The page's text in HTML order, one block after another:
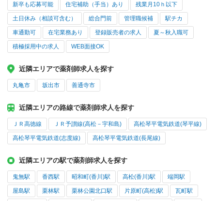
新卒も応募可能 住宅補助（手当）あり 残業月10ｈ以下
土日休み（相談可含む） 総合門前 管理職候補 駅チカ
車通勤可 在宅業務あり 登録販売者の求人 夏～秋入職可
積極採用中の求人 WEB面接OK
近隣エリアで薬剤師求人を探す
丸亀市 坂出市 善通寺市
近隣エリアの路線で薬剤師求人を探す
ＪＲ高徳線 ＪＲ予讃線(高松－宇和島) 高松琴平電気鉄道(琴平線)
高松琴平電気鉄道(志度線) 高松琴平電気鉄道(長尾線)
近隣エリアの駅で薬剤師求人を探す
鬼無駅 香西駅 昭和町(香川)駅 高松(香川)駅 端岡駅
屋島駅 栗林駅 栗林公園北口駅 片原町(高松)駅 瓦町駅